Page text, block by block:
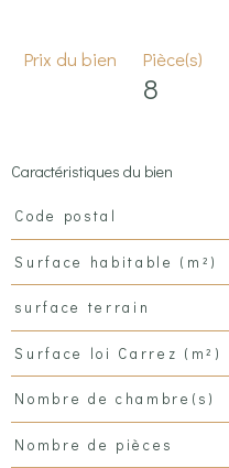
Prix du bien Pièce(s)
8
Caractéristiques du bien
Caractéristiques
Code postal
Surface habitable (m²)
surface terrain
Surface loi Carrez (m²)
Nombre de chambre(s)
Nombre de pièces